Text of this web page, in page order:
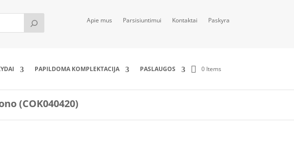
Apie mus Parsisiuntimui Kontaktai Paskyra
PAPILDOMA KOMPLEKTACIJA PASLAUGOS 0 Items
(COK040420)